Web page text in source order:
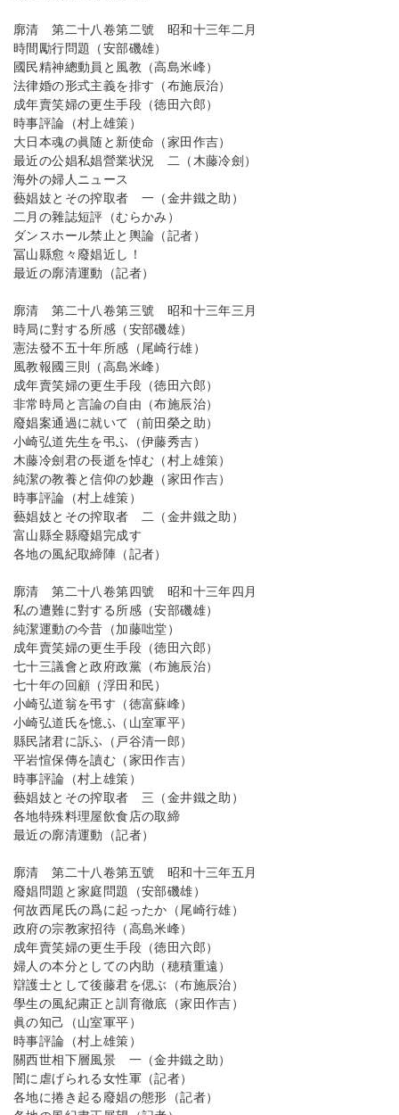
廓清 第二十八卷第二號 昭和十三年二月
時間勵行問題（安部磯雄）
國民精神總動員と風教（高島米峰）
法律婚の形式主義を排す（布施辰治）
成年賣笑婦の更生手段（徳田六郎）
時事評論（村上雄策）
大日本魂の眞随と新使命（家田作吉）
最近の公娼私娼營業状況 二（木藤冷劍）
海外の婦人ニュース
藝娼妓とその搾取者 一（金井鐵之助）
二月の雜誌短評（むらかみ）
ダンスホール禁止と輿論（記者）
冨山縣愈々廢娼近し！
最近の廓清運動（記者）
廓清 第二十八卷第三號 昭和十三年三月
時局に對する所感（安部磯雄）
憲法發不五十年所感（尾崎行雄）
風教報國三則（高島米峰）
成年賣笑婦の更生手段（徳田六郎）
非常時局と言論の自由（布施辰治）
廢娼案通過に就いて（前田榮之助）
小崎弘道先生を弔ふ（伊藤秀吉）
木藤冷劍君の長逝を悼む（村上雄策）
純潔の教養と信仰の妙趣（家田作吉）
時事評論（村上雄策）
藝娼妓とその搾取者 二（金井鐵之助）
富山縣全縣廢娼完成す
各地の風紀取締陣（記者）
廓清 第二十八卷第四號 昭和十三年四月
私の遭難に對する所感（安部磯雄）
純潔運動の今昔（加藤咄堂）
成年賣笑婦の更生手段（徳田六郎）
七十三議會と政府政黨（布施辰治）
七十年の回顧（浮田和民）
小崎弘道翁を弔す（徳富蘇峰）
小崎弘道氏を憶ふ（山室軍平）
縣民諸君に訴ふ（戸谷清一郎）
平岩愃保傳を讀む（家田作吉）
時事評論（村上雄策）
藝娼妓とその搾取者 三（金井鐵之助）
各地特殊料理屋飲食店の取締
最近の廓清運動（記者）
廓清 第二十八卷第五號 昭和十三年五月
廢娼問題と家庭問題（安部磯雄）
何故西尾氏の爲に起ったか（尾崎行雄）
政府の宗教家招待（高島米峰）
成年賣笑婦の更生手段（徳田六郎）
婦人の本分としての内助（穂積重遠）
辯護士として後藤君を偲ぶ（布施辰治）
學生の風紀粛正と訓育徹底（家田作吉）
眞の知己（山室軍平）
時事評論（村上雄策）
關西世相下層風景 一（金井鐵之助）
闇に虐げられる女性軍（記者）
各地に捲き起る廢娼の態形（記者）